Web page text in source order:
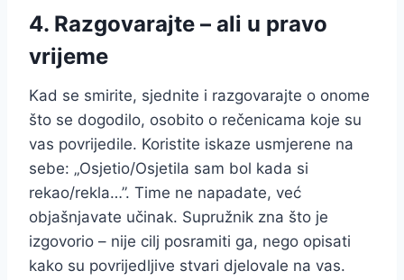
4. Razgovarajte – ali u pravo
vrijeme
Kad se smirite, sjednite i razgovarajte o onome
što se dogodilo, osobito o rečenicama koje su
vas povrijedile. Koristite iskaze usmjerene na
sebe: „Osjetio/Osjetila sam bol kada si
rekao/rekla…”. Time ne napadate, već
objašnjavate učinak. Supružnik zna što je
izgovorio – nije cilj posramiti ga, nego opisati
kako su povrijedljive stvari djelovale na vas.